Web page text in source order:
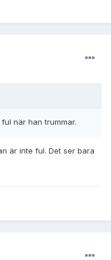
när han trummar.
är inte ful. Det ser bara